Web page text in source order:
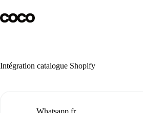
au
contenu
Intégration catalogue Shopify
Whatsapp fr